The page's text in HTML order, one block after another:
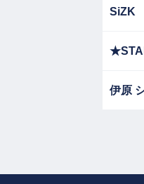
SiZK
伊原